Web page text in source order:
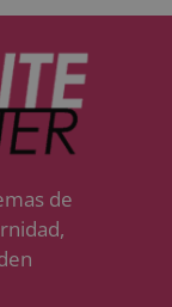
de